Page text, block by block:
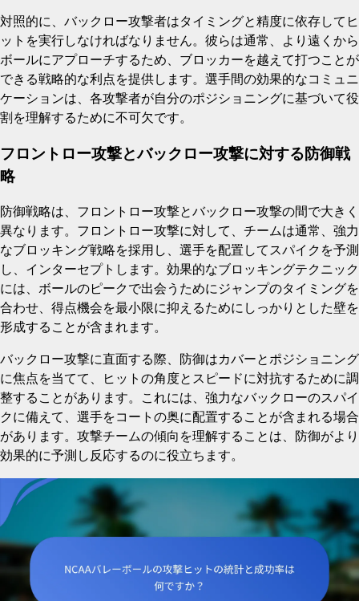
対照的に、バックロー攻撃者はタイミングと精度に依存してヒ
ットを実行しなければなりません。彼らは通常、より遠くから
ボールにアプローチするため、ブロッカーを越えて打つことが
できる戦略的な利点を提供します。選手間の効果的なコミュニ
ケーションは、各攻撃者が自分のポジショニングに基づいて役
割を理解するために不可欠です。
フロントロー攻撃とバックロー攻撃に対する防御戦
略
防御戦略は、フロントロー攻撃とバックロー攻撃の間で大きく
異なります。フロントロー攻撃に対して、チームは通常、強力
なブロッキング戦略を採用し、選手を配置してスパイクを予測
し、インターセプトします。効果的なブロッキングテクニック
には、ボールのピークで出会うためにジャンプのタイミングを
合わせ、得点機会を最小限に抑えるためにしっかりとした壁を
形成することが含まれます。
バックロー攻撃に直面する際、防御はカバーとポジショニング
に焦点を当てて、ヒットの角度とスピードに対抗するために調
整することがあります。これには、強力なバックローのスパイ
クに備えて、選手をコートの奥に配置することが含まれる場合
があります。攻撃チームの傾向を理解することは、防御がより
効果的に予測し反応するのに役立ちます。